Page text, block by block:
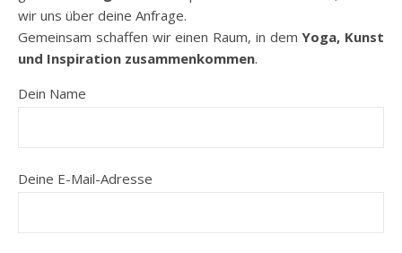
wir uns über deine Anfrage.
Gemeinsam schaffen wir einen Raum, in demYoga, Kunst
und Inspiration zusammenkommen.
Dein Name
Deine E-Mail-Adresse